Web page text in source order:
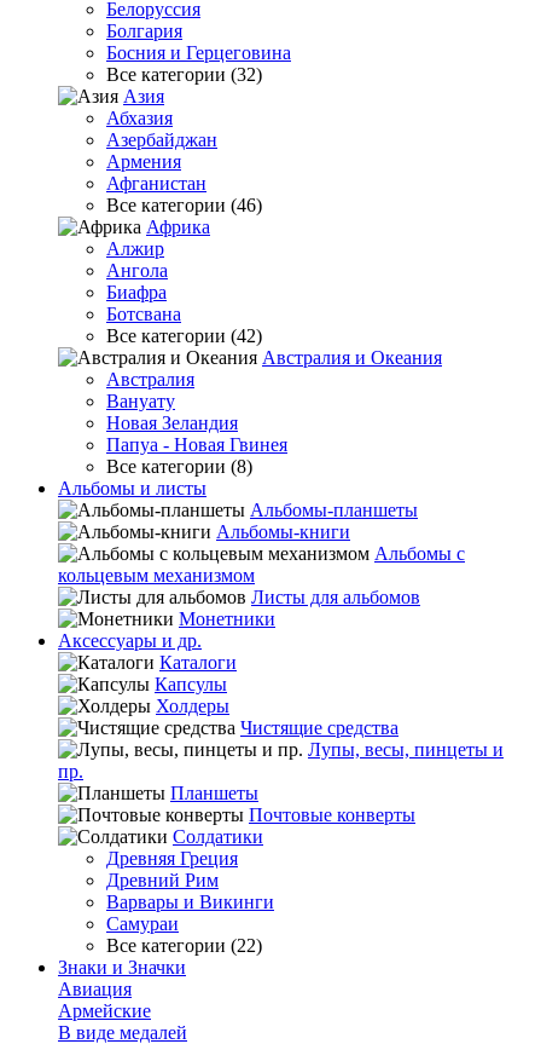
Белоруссия
Болгария
Босния и Герцеговина
Все категории (32)
Азия
Абхазия
Азербайджан
Армения
Афганистан
Все категории (46)
Африка
Алжир
Ангола
Биафра
Ботсвана
Все категории (42)
Австралия и Океания
Австралия
Вануату
Новая Зеландия
Папуа - Новая Гвинея
Все категории (8)
Альбомы и листы
Альбомы-планшеты
Альбомы-книги
Альбомы с
кольцевым механизмом
Листы для альбомов
Монетники
Аксессуары и др.
Каталоги
Капсулы
Холдеры
Чистящие средства
Лупы, весы, пинцеты и
пр.
Планшеты
Почтовые конверты
Солдатики
Древняя Греция
Древний Рим
Варвары и Викинги
Самураи
Все категории (22)
Знаки и Значки
Авиация
Армейские
В виде медалей